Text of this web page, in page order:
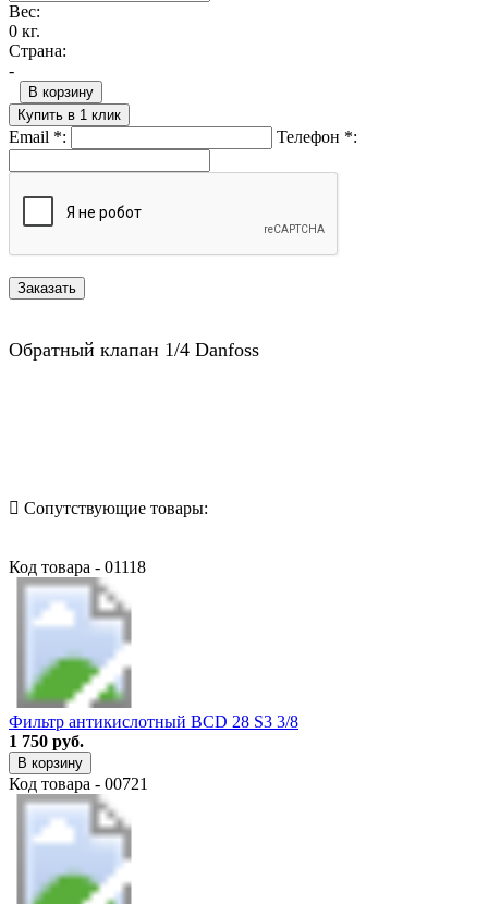
Вес:
0 кг.
Страна:
-
В корзину
Купить в 1 клик
Email *: Телефон *:
Обратный клапан 1/4 Danfoss
Сопутствующие товары:
Код товара - 01118
Фильтр антикислотный BCD 28 S3 3/8
1 750 руб.
В корзину
Код товара - 00721